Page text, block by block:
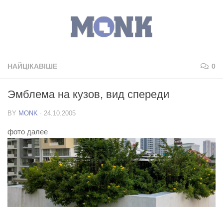
НАЙЦІКАВІШЕ 0
Эмблема на кузов, вид спереди
BY MONK · 24.10.2005
фото далее